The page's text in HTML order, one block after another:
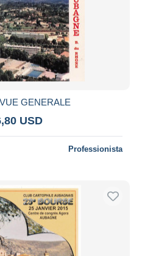
GENERALE
USD
Professionista